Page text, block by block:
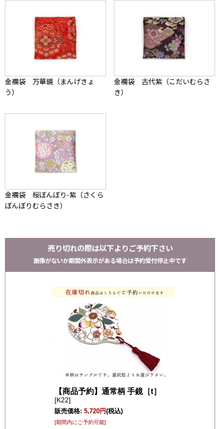
金襴袋 万華鏡（まんげきょ
う）
金襴袋 古代紫（こだいむらさ
き）
金襴袋 桜ぼんぼり-紫（さくら
ぼんぼりむらさき）
売り切れの際は以下よりご予約下さい
画像がないか期間外表示がある場合は予約受付停止中です